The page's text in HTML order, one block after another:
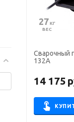
27 КГ
ВЕС
Сварочный
132А
14 175